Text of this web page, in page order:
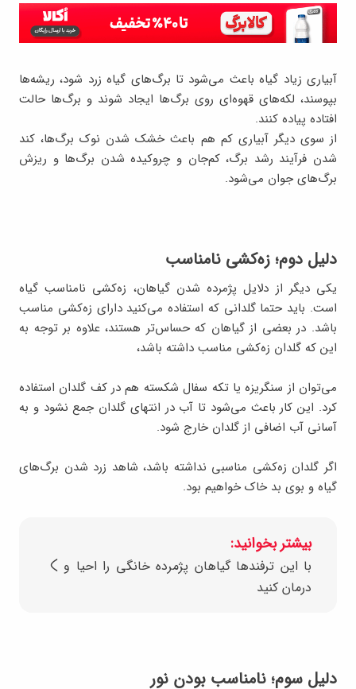
آبیاری زیاد گیاه باعث می‌شود تا برگ‌های گیاه زرد شود، ریشه‌ها
بپوسند، لکه‌های قهوه‌ای روی برگ‌ها ایجاد شوند و برگ‌ها حالت
افتاده پیاده کنند.
از سوی دیگر آبیاری کم هم باعث خشک شدن نوک برگ‌ها، کند
شدن فرآیند رشد برگ، کم‌جان و چروکیده شدن برگ‌ها و ریزش
برگ‌های جوان می‌شود.
دلیل دوم؛ زه‌کشی نامناسب
یکی دیگر از دلایل پژمرده شدن گیاهان، زه‌کشی نامناسب گیاه
است. باید حتما گلدانی که استفاده می‌کنید دارای زه‌کشی مناسب
باشد. در بعضی از گیاهان که حساس‌تر هستند، علاوه بر توجه به
این که گلدان زه‌کشی مناسب داشته باشد،
می‌توان از سنگریزه یا تکه سفال شکسته هم در کف گلدان استفاده
کرد. این کار باعث می‌شود تا آب در انتهای گلدان جمع نشود و به
آسانی آب اضافی از گلدان خارج شود.
اگر گلدان زه‌کشی مناسبی نداشته باشد، شاهد زرد شدن برگ‌های
گیاه و بوی بد خاک خواهیم بود.
بیشتر بخوانید:
با این ترفندها گیاهان پژمرده خانگی‌ را احیا و
درمان کنید
دلیل سوم؛ نامناسب بودن نور